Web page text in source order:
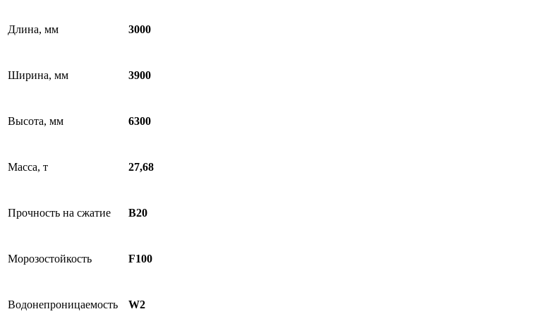
Длина, мм 3000
Ширина, мм 3900
Высота, мм 6300
Масса, т 27,68
Прочность на сжатие B20
Морозостойкость F100
Водонепроницаемость W2